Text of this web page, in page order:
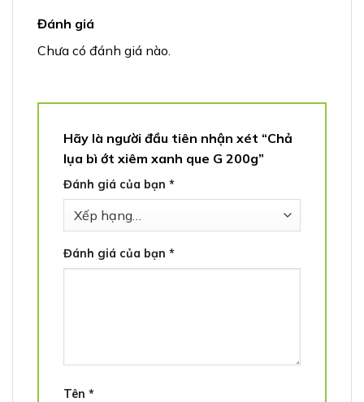
Đánh giá
Chưa có đánh giá nào.
Hãy là người đầu tiên nhận xét “Chả
lụa bì ớt xiêm xanh que G 200g”
Đánh giá của bạn *
Đánh giá của bạn *
Tên *